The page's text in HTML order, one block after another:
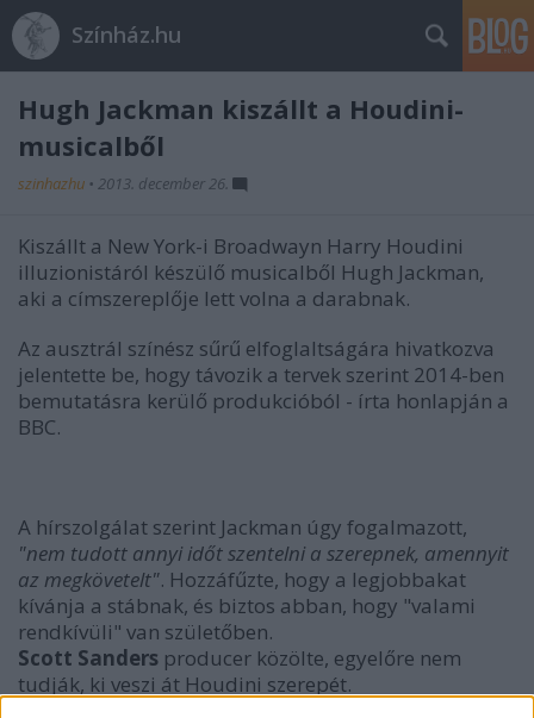
Színház.hu
Hugh Jackman kiszállt a Houdini-
musicalből
szinhazhu • 2013. december 26.
Kiszállt a New York-i Broadwayn Harry Houdini
illuzionistáról készülő musicalből Hugh Jackman,
aki a címszereplője lett volna a darabnak.
Az ausztrál színész sűrű elfoglaltságára hivatkozva
jelentette be, hogy távozik a tervek szerint 2014-ben
bemutatásra kerülő produkcióból - írta honlapján a
BBC.
A hírszolgálat szerint Jackman úgy fogalmazott,
"nem tudott annyi időt szentelni a szerepnek, amennyit
az megkövetelt". Hozzáfűzte, hogy a legjobbakat
kívánja a stábnak, és biztos abban, hogy "valami
rendkívüli" van születőben.
Scott Sanders producer közölte, egyelőre nem
tudják, ki veszi át Houdini szerepét.